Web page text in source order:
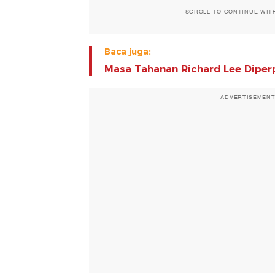
SCROLL TO CONTINUE
Baca juga:
Masa Tahanan Richard Lee
ADVERTISEMENT